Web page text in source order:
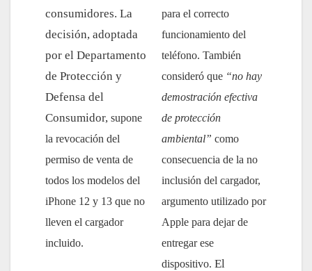
consumidores. La
decisión, adoptada
por el Departamento
de Protección y
Defensa del
Consumidor, supone
la revocación del
permiso de venta de
todos los modelos del
iPhone 12 y 13 que no
lleven el cargador
incluido.
para el correcto
funcionamiento del
teléfono. También
consideró que “no hay
demostración efectiva
de protección
ambiental” como
consecuencia de la no
inclusión del cargador,
argumento utilizado por
Apple para dejar de
entregar ese
dispositivo. El